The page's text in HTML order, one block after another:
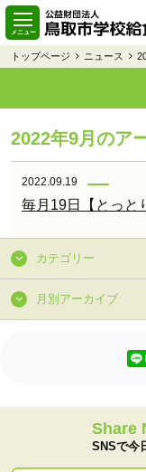
トップページ ニュース
2022年9月のア
2022.09.19
毎月19日【とっと
カテゴリー
月別アーカイブ
Share
SNSで今